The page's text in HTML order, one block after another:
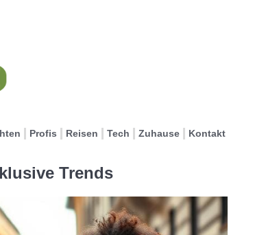
Profis Reisen Tech Zuhause Kontakt
Trends